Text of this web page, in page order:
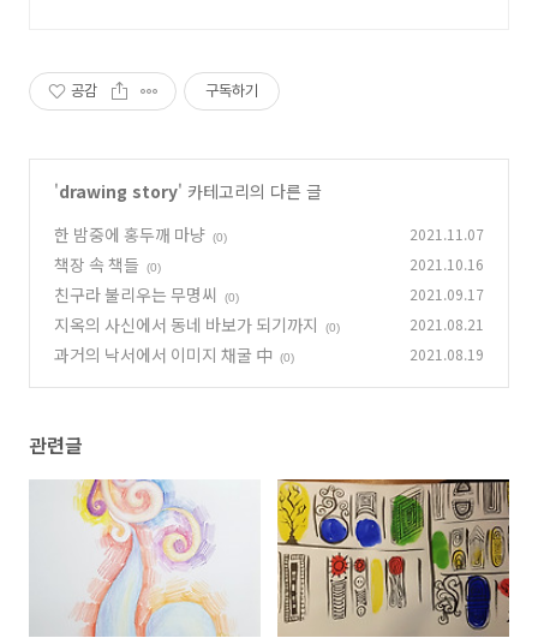
공감 구독하기
'drawing story' 카테고리의 다른 글
한 밤중에 홍두깨 마냥 (0) 2021.11.07
책장 속 책들 (0) 2021.10.16
친구라 불리우는 무명씨 (0) 2021.09.17
지옥의 사신에서 동네 바보가 되기까지 (0) 2021.08.21
과거의 낙서에서 이미지 채굴 中 (0) 2021.08.19
관련글